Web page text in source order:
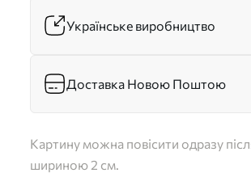
Українське виробництво
Доставка Новою Поштою
Картину можна повісити одразу
шириною 2 см.